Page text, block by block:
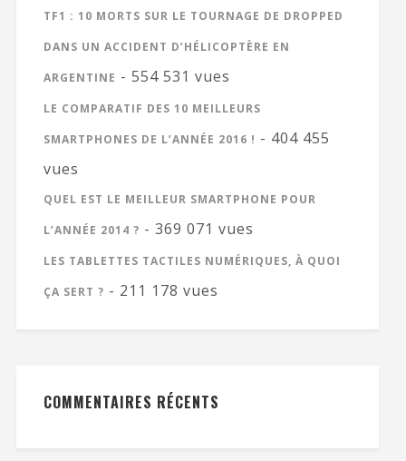
TF1 : 10 MORTS SUR LE TOURNAGE DE DROPPED
DANS UN ACCIDENT D’HÉLICOPTÈRE EN
ARGENTINE - 554 531 vues
LE COMPARATIF DES 10 MEILLEURS
SMARTPHONES DE L’ANNÉE 2016 ! - 404 455
vues
QUEL EST LE MEILLEUR SMARTPHONE POUR
L’ANNÉE 2014 ? - 369 071 vues
LES TABLETTES TACTILES NUMÉRIQUES, À QUOI
ÇA SERT ? - 211 178 vues
COMMENTAIRES RÉCENTS